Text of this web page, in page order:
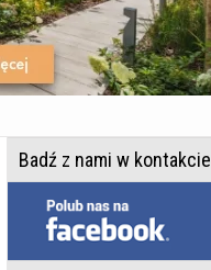
Badź z nami w kontakcie